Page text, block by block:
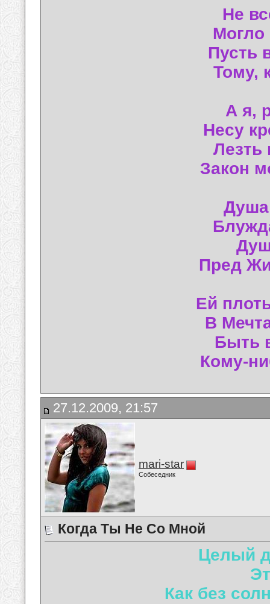
Не
Могло
Пусть
Тому,
А я,
Несу
Лезть
Закон
Душа
Пред
Ей
В
Быть
Кому-
27.12.2009, 21:57
mari-star
Собеседник
Когда Ты Не Со Мной
Целый
Как без